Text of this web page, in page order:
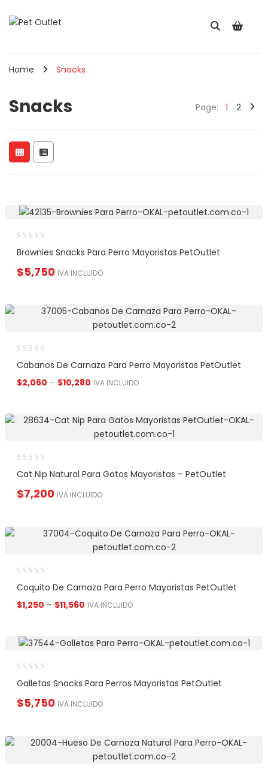
Home Snacks
Snacks Page: 1 2
Brownies Snacks Para Perro Mayoristas PetOutlet
$5,750 IVA INCLUIDO
Cabanos De Carnaza Para Perro Mayoristas PetOutlet
$2,060 – $10,280 IVA INCLUIDO
Cat Nip Natural Para Gatos Mayoristas – PetOutlet
$7,200 IVA INCLUIDO
Coquito De Carnaza Para Perro Mayoristas PetOutlet
$1,250 – $11,560 IVA INCLUIDO
Galletas Snacks Para Perros Mayoristas PetOutlet
$5,750 IVA INCLUIDO